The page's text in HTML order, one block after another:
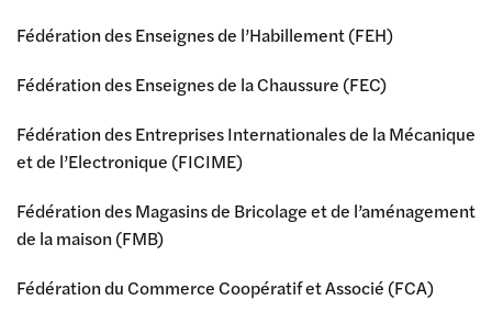
Fédération des Enseignes de l’Habillement (FEH)
Fédération des Enseignes de la Chaussure (FEC)
Fédération des Entreprises Internationales de la Mécanique
et de l’Electronique (FICIME)
Fédération des Magasins de Bricolage et de l’aménagement
de la maison (FMB)
Fédération du Commerce Coopératif et Associé (FCA)